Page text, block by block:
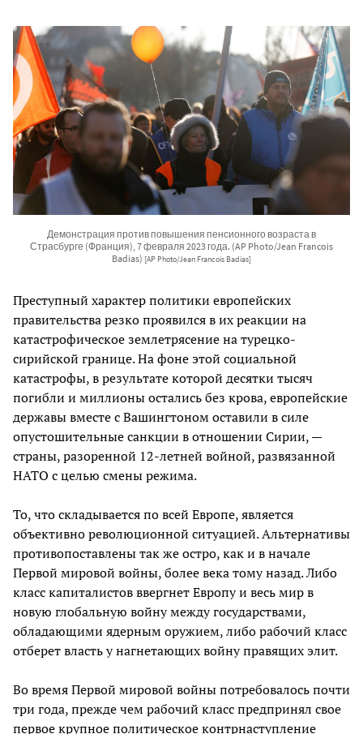
Демонстрация против повышения пенсионного возраста в
Страсбурге (Франция), 7 февраля 2023 года. (AP Photo/Jean Francois
Badias) [AP Photo/Jean Francois Badias]
Преступный характер политики европейских
правительства резко проявился в их реакции на
катастрофическое землетрясение на турецко-
сирийской границе. На фоне этой социальной
катастрофы, в результате которой десятки тысяч
погибли и миллионы остались без крова, европейские
державы вместе с Вашингтоном оставили в силе
опустошительные санкции в отношении Сирии, —
страны, разоренной 12-летней войной, развязанной
НАТО с целью смены режима.
То, что складывается по всей Европе, является
объективно революционной ситуацией. Альтернативы
противопоставлены так же остро, как и в начале
Первой мировой войны, более века тому назад. Либо
класс капиталистов ввергнет Европу и весь мир в
новую глобальную войну между государствами,
обладающими ядерным оружием, либо рабочий класс
отберет власть у нагнетающих войну правящих элит.
Во время Первой мировой войны потребовалось почти
три года, прежде чем рабочий класс предпринял свое
первое крупное политическое контрнаступление